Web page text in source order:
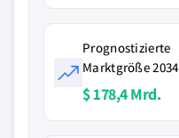
Prognostizierte
Marktgröße 2034
$ 178,4 Mrd.